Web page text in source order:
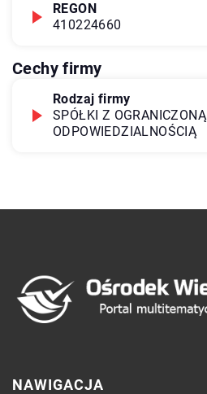
REGON
410224660
Cechy firmy
Rodzaj firmy
SPÓŁKI Z OGRANICZONĄ
ODPOWIEDZIALNOŚCIĄ
NAWIGACJA